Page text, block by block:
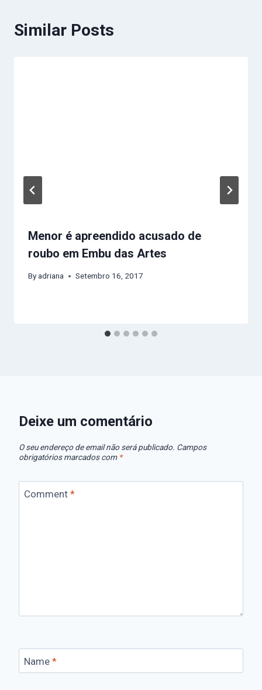
Similar Posts
Menor é apreendido acusado de
roubo em Embu das Artes
Byadriana Setembro 16, 2017
Deixe um comentário
O seu endereço de email não será publicado. Campos
obrigatórios marcados com *
Comment *
Name *